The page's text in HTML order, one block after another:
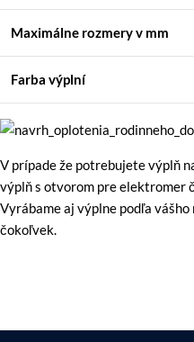
Maximálne rozmeryv mm
Farba výplní
V prípade že potrebujete výplň
výplň s otvorom pre elektromer
Vyrábame aj výplne podľa
čokoľvek.